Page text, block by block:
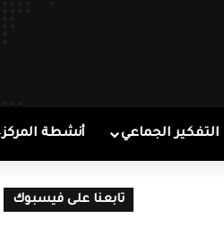
الجماعي أنشطة المركز
تابعنا على فيسبوك